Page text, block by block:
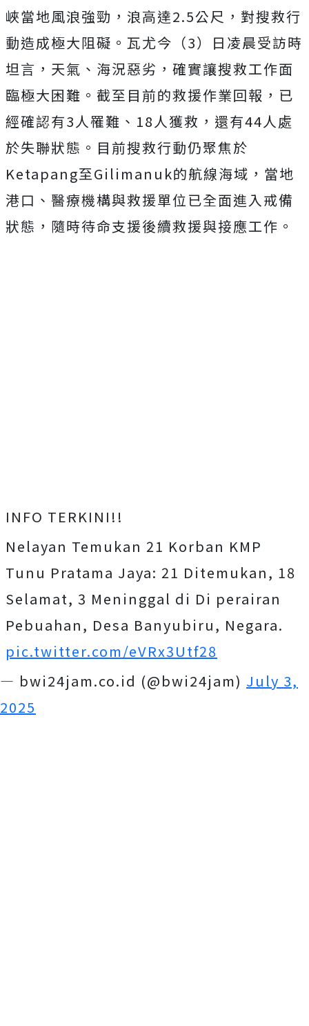
峽當地風浪強勁，浪高達2.5公尺，對搜救行
動造成極大阻礙。瓦尤今（3）日凌晨受訪時
坦言，天氣、海況惡劣，確實讓搜救工作面
臨極大困難。截至目前的救援作業回報，已
經確認有3人罹難、18人獲救，還有44人處
於失聯狀態。目前搜救行動仍聚焦於
Ketapang至Gilimanuk的航線海域，當地
港口、醫療機構與救援單位已全面進入戒備
狀態，隨時待命支援後續救援與接應工作。
INFO TERKINI!!
Nelayan Temukan 21 Korban KMP
Tunu Pratama Jaya: 21 Ditemukan, 18
Selamat, 3 Meninggal di Di perairan
Pebuahan, Desa Banyubiru, Negara.
pic.twitter.com/eVRx3Utf28
— bwi24jam.co.id (@bwi24jam) July 3,
2025